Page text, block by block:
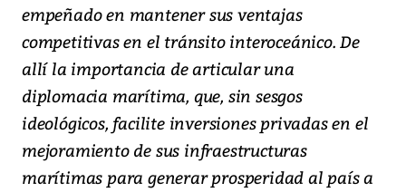
empeñado en mantener sus ventajas
competitivas en el tránsito interoceánico. De
allí la importancia de articular una
diplomacia marítima, que, sin sesgos
ideológicos, facilite inversiones privadas en el
mejoramiento de sus infraestructuras
marítimas para generar prosperidad al país a